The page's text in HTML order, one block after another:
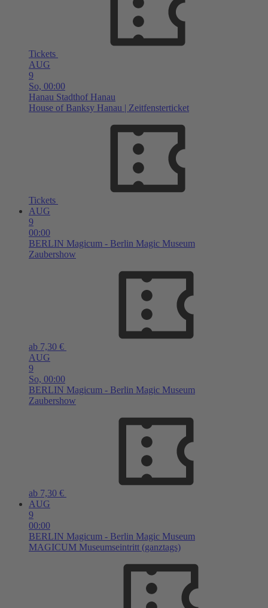
Tickets
AUG
9
So, 00:00
Hanau Stadthof Hanau
House of Banksy Hanau | Zeitfensterticket
Tickets
AUG
9
00:00
BERLIN Magicum - Berlin Magic Museum
Zaubershow
ab 7,30 €
AUG
9
So, 00:00
BERLIN Magicum - Berlin Magic Museum
Zaubershow
ab 7,30 €
AUG
9
00:00
BERLIN Magicum - Berlin Magic Museum
MAGICUM Museumseintritt (ganztags)